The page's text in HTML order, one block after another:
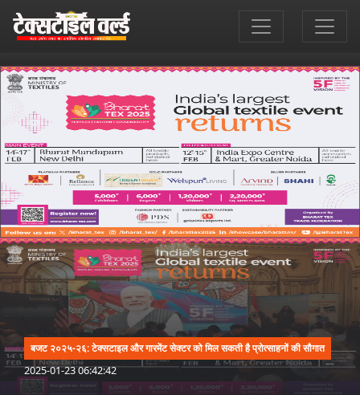
बजट २०२५-२६: टेक्सटाइल और गारमेंट सेक्टर को मिल सकती है प्रोत्साहनों की सौगात
2025-01-23 06:42:42